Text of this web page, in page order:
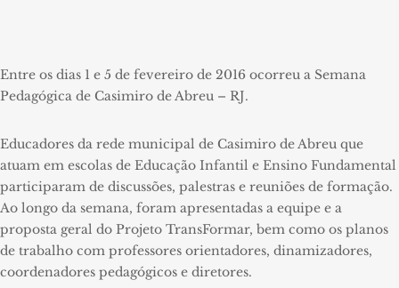
Entre os dias 1 e 5 de fevereiro de 2016 ocorreu a Semana
Pedagógica de Casimiro de Abreu – RJ.
Educadores da rede municipal de Casimiro de Abreu que
atuam em escolas de Educação Infantil e Ensino Fundamental
participaram de discussões, palestras e reuniões de formação.
Ao longo da semana, foram apresentadas a equipe e a
proposta geral do Projeto TransFormar, bem como os planos
de trabalho com professores orientadores, dinamizadores,
coordenadores pedagógicos e diretores.